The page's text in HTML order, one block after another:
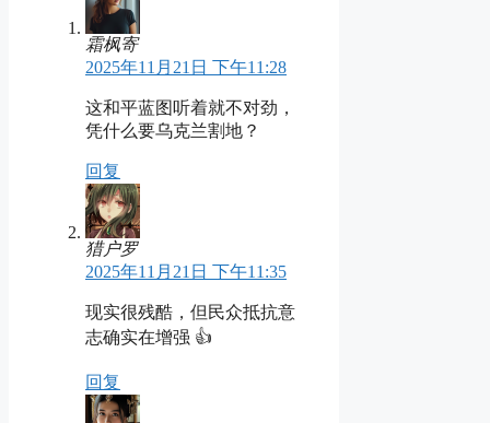
霜枫寄
2025年11月21日 下午11:28
这和平蓝图听着就不对劲，
凭什么要乌克兰割地？
回复
猎户罗
2025年11月21日 下午11:35
现实很残酷，但民众抵抗意
志确实在增强 👍
回复